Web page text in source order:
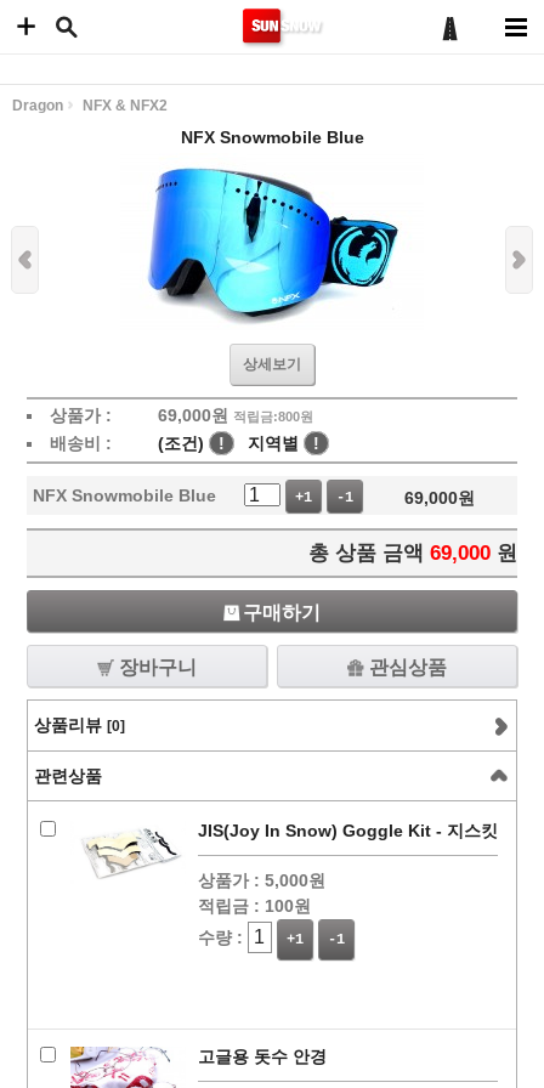
Dragon NFX & NFX2
NFX Snowmobile Blue
상세보기
상품가 : 69,000원 적립금:800원
배송비 : (조건) ! 지역별 !
NFX Snowmobile Blue +1 -1 69,000원
총 상품 금액 69,000 원
구매하기
장바구니 관심상품
상품리뷰 [0]
관련상품
JIS(Joy In Snow) Goggle Kit - 지스킷
상품가 : 5,000원
적립금 : 100원
수량 :
+1 -1
고글용 돗수 안경